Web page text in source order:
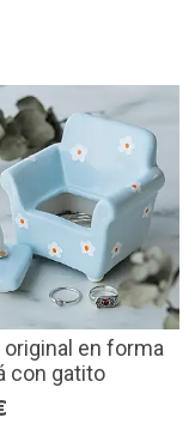
en forma
con gatito